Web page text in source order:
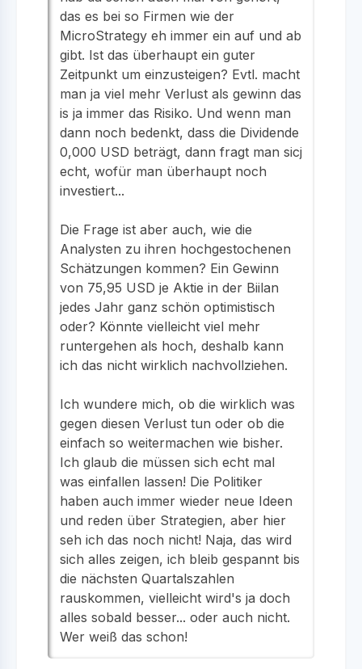
das es bei so Firmen wie der
MicroStrategy eh immer ein auf und ab
gibt. Ist das überhaupt ein guter
Zeitpunkt um einzusteigen? Evtl. macht
man ja viel mehr Verlust als gewinn das
is ja immer das Risiko. Und wenn man
dann noch bedenkt, dass die Dividende
0,000 USD beträgt, dann fragt man sicj
echt, wofür man überhaupt noch
investiert...
Die Frage ist aber auch, wie die
Analysten zu ihren hochgestochenen
Schätzungen kommen? Ein Gewinn
von 75,95 USD je Aktie in der Biilan
jedes Jahr ganz schön optimistisch
oder? Könnte vielleicht viel mehr
runtergehen als hoch, deshalb kann
ich das nicht wirklich nachvollziehen.
Ich wundere mich, ob die wirklich was
gegen diesen Verlust tun oder ob die
einfach so weitermachen wie bisher.
Ich glaub die müssen sich echt mal
was einfallen lassen! Die Politiker
haben auch immer wieder neue Ideen
und reden über Strategien, aber hier
seh ich das noch nicht! Naja, das wird
sich alles zeigen, ich bleib gespannt bis
die nächsten Quartalszahlen
rauskommen, vielleicht wird's ja doch
alles sobald besser... oder auch nicht.
Wer weiß das schon!